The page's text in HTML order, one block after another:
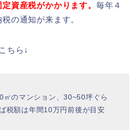
資産税がかかります。 毎年４
の通知が来ます。
ちら↓
のマンション、30~50坪ぐら
税額は年間10万円前後が目安